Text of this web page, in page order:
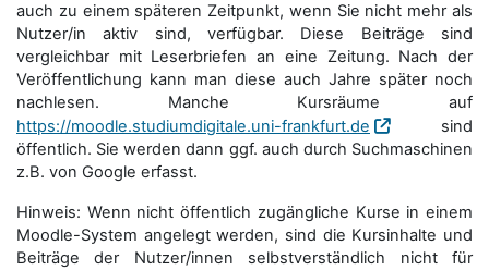
auch zu einem späteren Zeitpunkt, wenn Sie nicht mehr als
Nutzer/in aktiv sind, verfügbar. Diese Beiträge sind
vergleichbar mit Leserbriefen an eine Zeitung. Nach der
Veröffentlichung kann man diese auch Jahre später noch
nachlesen. Manche Kursräume auf
https://moodle.studiumdigitale.uni-frankfurt.de
sind
öffentlich. Sie werden dann ggf. auch durch Suchmaschinen
z.B. von Google erfasst.
Hinweis: Wenn nicht öffentlich zugängliche Kurse in einem
Moodle-System angelegt werden, sind die Kursinhalte und
Beiträge der Nutzer/innen selbstverständlich nicht für